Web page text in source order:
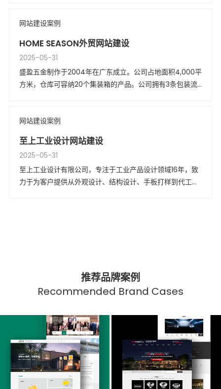
特种炊具和配件。
网站建设案例
HOME SEASON外贸网站建设
2025-05-31
盛盈五金制作于2004年在广东成立。公司占地面积4,000平
方米，仓库可容纳20个集装箱的产品。公司拥有3条包装流
户可以信赖的供应商。
网站建设案例
至上工业设计网站建设
2025-05-31
至上工业设计有限公司，专注于工业产品设计领域16年，致
力于为客户提供从外观设计、结构设计、手板打样到代工生
推荐品牌案例
Recommended Brand Cases